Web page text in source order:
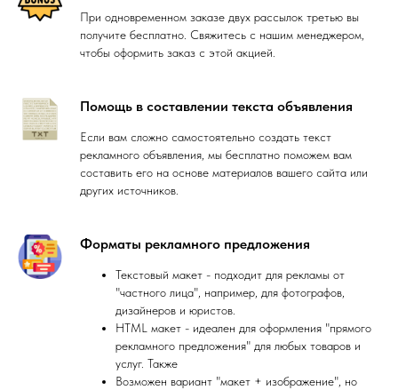
При одновременном заказе двух рассылок третью вы
получите бесплатно. Свяжитесь с нашим менеджером,
чтобы оформить заказ с этой акцией.
Помощь в составлении текста объявления
Если вам сложно самостоятельно создать текст
рекламного объявления, мы бесплатно поможем вам
составить его на основе материалов вашего сайта или
других источников.
Форматы рекламного предложения
Текстовый макет - подходит для рекламы от
"частного лица", например, для фотографов,
дизайнеров и юристов.
HTML макет - идеален для оформления "прямого
рекламного предложения" для любых товаров и
услуг. Также
Возможен вариант "макет + изображение", но